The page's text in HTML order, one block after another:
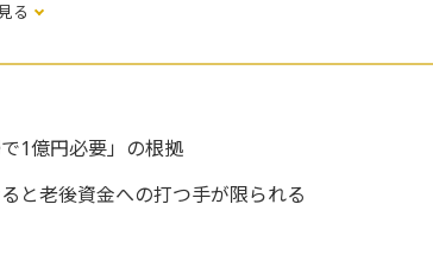
る
で1億円必要」の根拠
と老後資金への打つ手が限られる